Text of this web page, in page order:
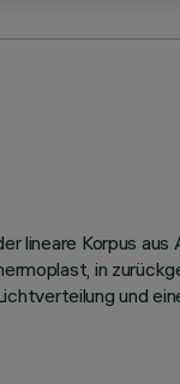
Korpus
in
und